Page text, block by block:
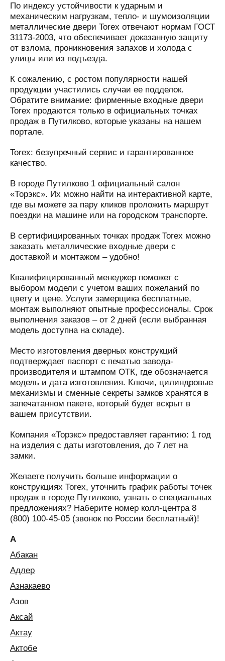
По индексу устойчивости к ударным и
механическим нагрузкам, тепло- и шумоизоляции
металлические двери Torex отвечают нормам ГОСТ
31173-2003, что обеспечивает доказанную защиту
от взлома, проникновения запахов и холода с
улицы или из подъезда.
К сожалению, с ростом популярности нашей
продукции участились случаи ее подделок.
Обратите внимание: фирменные входные двери
Torex продаются только в официальных точках
продаж в Путилково, которые указаны на нашем
портале.
Torex: безупречный сервис и гарантированное
качество.
В городе Путилково 1 официальный салон
«Торэкс». Их можно найти на интерактивной карте,
где вы можете за пару кликов проложить маршрут
поездки на машине или на городском транспорте.
В сертифицированных точках продаж Torex можно
заказать металлические входные двери с
доставкой и монтажом – удобно!
Квалифицированный менеджер поможет с
выбором модели с учетом ваших пожеланий по
цвету и цене. Услуги замерщика бесплатные,
монтаж выполняют опытные профессионалы. Срок
выполнения заказов – от 2 дней (если выбранная
модель доступна на складе).
Место изготовления дверных конструкций
подтверждает паспорт с печатью завода-
производителя и штампом ОТК, где обозначается
модель и дата изготовления. Ключи, цилиндровые
механизмы и сменные секреты замков хранятся в
запечатанном пакете, который будет вскрыт в
вашем присутствии.
Компания «Торэкс» предоставляет гарантию: 1 год
на изделия с даты изготовления, до 7 лет на
замки.
Желаете получить больше информации о
конструкциях Torex, уточнить график работы точек
продаж в городе Путилково, узнать о специальных
предложениях? Наберите номер колл-центра 8
(800) 100-45-05 (звонок по России бесплатный)!
А
Абакан
Адлер
Азнакаево
Азов
Аксай
Актау
Актобе